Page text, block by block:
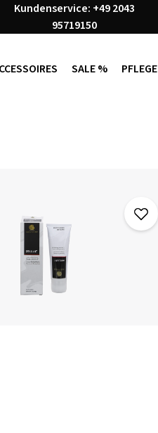
Kundenservice: +49 2043
95719150
SALE % PFLEGE